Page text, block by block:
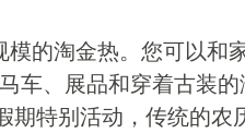
的淘金热。您可以和
、展品和穿着古装
特别活动，传统的农